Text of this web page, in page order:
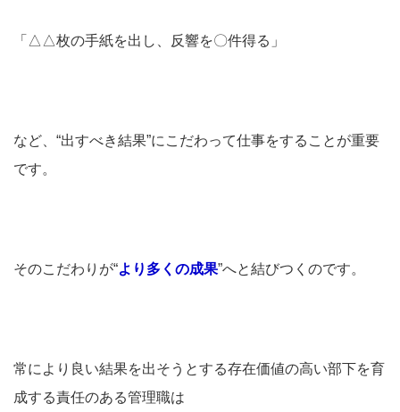
「△△枚の手紙を出し、反響を〇件得る」
など、“出すべき結果”にこだわって仕事をすることが重要
です。
そのこだわりが“より多くの成果”へと結びつくのです。
常により良い結果を出そうとする存在価値の高い部下を育
成する責任のある管理職は